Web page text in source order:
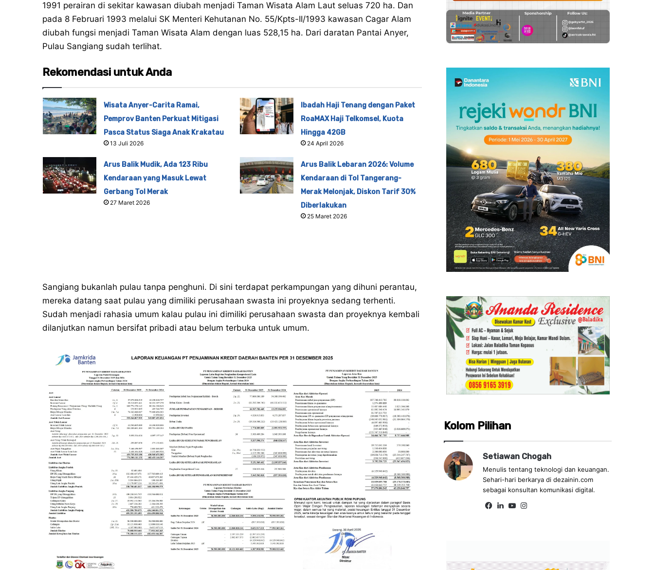
1991 perairan di sekitar kawasan diubah menjadi Taman Wisata Alam Laut seluas 720 ha. Dan
pada 8 Februari 1993 melalui SK Menteri Kehutanan No. 55/Kpts-II/1993 kawasan Cagar Alam
diubah fungsi menjadi Taman Wisata Alam dengan luas 528,15 ha. Dari daratan Pantai Anyer,
Pulau Sangiang sudah terlihat.
Rekomendasi untuk Anda
Wisata Anyer-Carita Ramai,
Pemprov Banten Perkuat Mitigasi
Pasca Status Siaga Anak Krakatau
13 Juli 2026
Ibadah Haji Tenang dengan Paket
RoaMAX Haji Telkomsel, Kuota
Hingga 42GB
24 April 2026
Arus Balik Mudik, Ada 123 Ribu
Kendaraan yang Masuk Lewat
Gerbang Tol Merak
27 Maret 2026
Arus Balik Lebaran 2026: Volume
Kendaraan di Tol Tangerang-
Merak Melonjak, Diskon Tarif 30%
Diberlakukan
25 Maret 2026
Sangiang bukanlah pulau tanpa penghuni. Di sini terdapat perkampungan yang dihuni perantau,
mereka datang saat pulau yang dimiliki perusahaan swasta ini proyeknya sedang terhenti.
Sudah menjadi rahasia umum kalau pulau ini dimiliki perusahaan swasta dan proyeknya kembali
dilanjutkan namun bersifat pribadi atau belum terbuka untuk umum.
Kolom Pilihan
Setiawan Chogah
Menulis tentang teknologi dan keuangan.
Sehari-hari berkarya di dezainin.com
sebagai konsultan komunikasi digital.
Fa Lin Yo